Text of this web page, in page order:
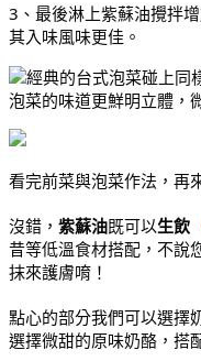
3、最後淋上紫蘇油攪拌
其入味風味更佳。
經典的台式泡菜碰上同
泡菜的味道更鮮明立體，
看完前菜與泡菜作法，再
沒錯， 紫蘇油既可以生飲
昔等低溫食材搭配，不說
抹來護膚唷！
點心的部分我們可以選擇
選擇微甜的原味奶酪，搭